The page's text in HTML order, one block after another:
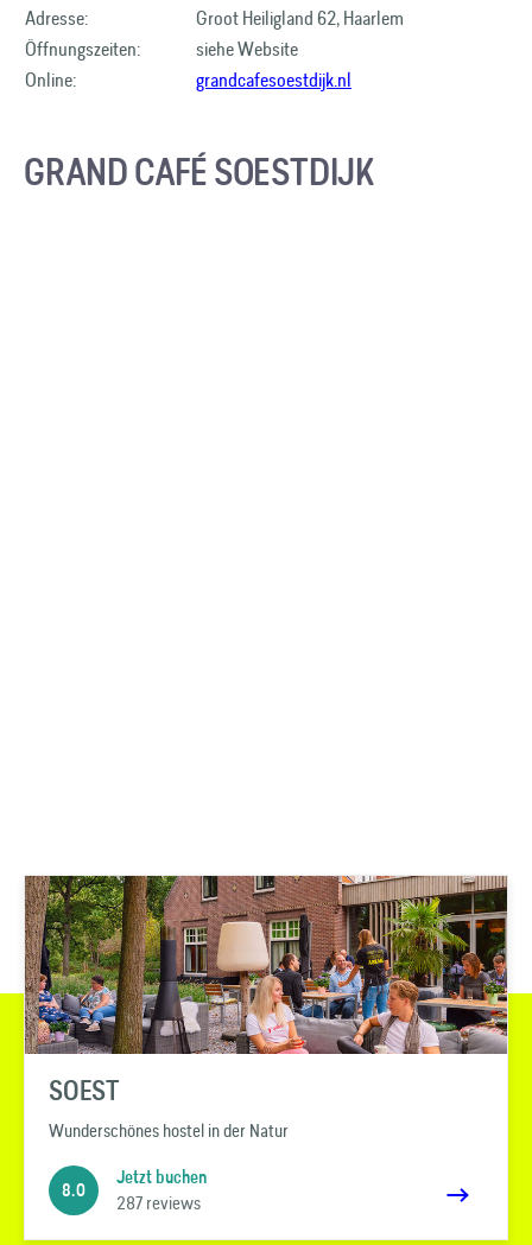
Adresse:
Groot Heiligland 62, Haarlem
Öffnungszeiten:
siehe Website
Online:
grandcafesoestdijk.nl
GRAND CAFÉ SOESTDIJK
SOEST
Wunderschönes hostel in der Natur
8.0
Jetzt buchen
287 reviews